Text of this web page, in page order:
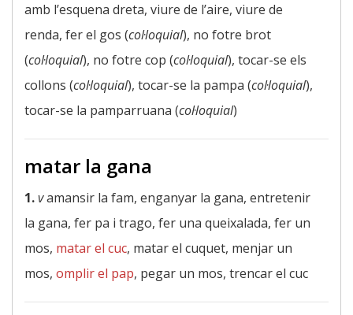
amb l’esquena dreta, viure de l’aire, viure de
renda, fer el gos (col·loquial), no fotre brot
(col·loquial), no fotre cop (col·loquial), tocar-se els
collons (col·loquial), tocar-se la pampa (col·loquial),
tocar-se la pamparruana (col·loquial)
matar la gana
1.vamansir la fam, enganyar la gana, entretenir
la gana, fer pa i trago, fer una queixalada, fer un
mos, matar el cuc, matar el cuquet, menjar un
mos, omplir el pap, pegar un mos, trencar el cuc